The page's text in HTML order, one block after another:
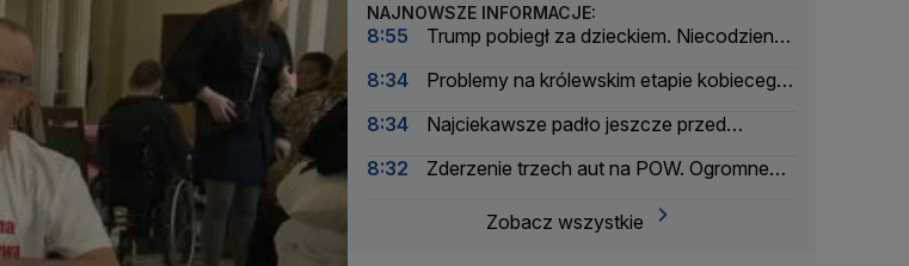
NAJNOWSZE INFORMACJE:
8:55
Trump pobiegł za dzieckiem. Niecodzienna
8:34
Problemy na królewskim etapie kobiecego
8:34
Najciekawsze padło jeszcze przed
8:32
Zderzenie trzech aut na POW. Ogromne
Zobacz wszystkie